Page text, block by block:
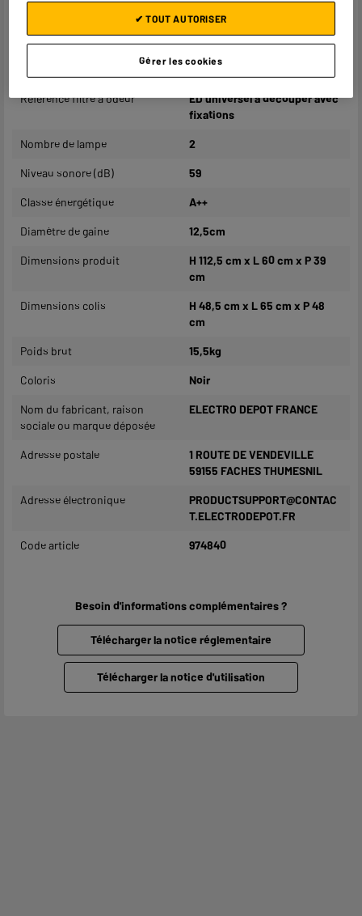
Aluminium, lavable en
machine
Oui
Référence filtre à odeur
ED universel à découper avec
fixations
Nombre de lampe 2
Niveau sonore (dB) 59
Classe énergétique A++
Diamètre de gaine 12,5cm
Dimensions produit
H 112,5 cm x L 60 cm x P 39
cm
Dimensions colis
H 48,5 cm x L 65 cm x P 48
cm
Poids brut 15,5kg
Coloris Noir
Nom du fabricant, raison
sociale ou marque déposée
ELECTRO DEPOT FRANCE
Adresse postale
1 ROUTE DE VENDEVILLE
59155 FACHES THUMESNIL
Adresse électronique
PRODUCTSUPPORT@CONTAC
T.ELECTRODEPOT.FR
Code article 974840
Besoin d'informations complémentaires ?
Télécharger la notice réglementaire
Télécharger la notice d'utilisation
Gérer les cookies
✔ TOUT AUTORISER